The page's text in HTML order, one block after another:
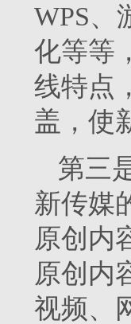
WPS、
化等等
线特点
盖，使
第三
新传媒
原创内
原创内
视频、